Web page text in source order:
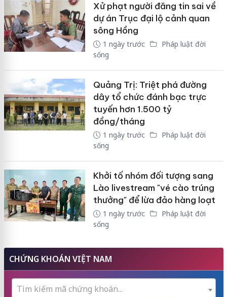
Xử phạt người đăng tin sai về
dự án Trục đại lộ cảnh quan
sông Hồng
1 ngày trước
Pháp luật đời
sống
Quảng Trị: Triệt phá đường
dây tổ chức đánh bạc trực
tuyến hơn 1.500 tỷ
đồng/tháng
1 ngày trước
Pháp luật đời
sống
Khởi tố nhóm đối tượng sang
Lào livestream "vé cào trúng
thưởng" để lừa đảo hàng loạt
1 ngày trước
Pháp luật đời
sống
CHỨNG KHOÁN VIỆT NAM
Tìm kiếm mã chứng khoán...